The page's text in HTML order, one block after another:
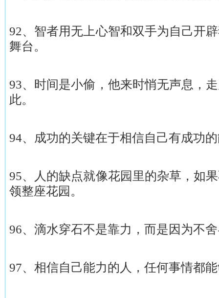
92、智者用无上心智和双手为自己开
舞台。
93、时间是小偷，他来时悄无声息，
此。
94、成功的关键在于相信自己有成功
95、人的缺点就像花园里的杂草，如
领整座花园。
96、滴水穿石不是靠力，而是因为不
97、相信自己能力的人，任何事情都